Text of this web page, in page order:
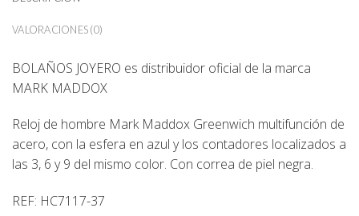
VALORACIONES (0)
BOLAÑOS JOYERO es distribuidor oficial de la marca
MARK MADDOX
Reloj de hombre Mark Maddox Greenwich multifunción de
acero, con la esfera en azul y los contadores localizados a
las 3, 6 y 9 del mismo color. Con correa de piel negra.
REF: HC7117-37